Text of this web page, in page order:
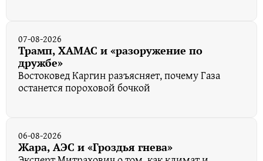
07-08-2026
Трамп, ХАМАС и «разоружение по
дружбе»
Востоковед Каргин разъясняет, почему Газа
останется пороховой бочкой
06-08-2026
Жара, АЭС и «Гроздья гнева»